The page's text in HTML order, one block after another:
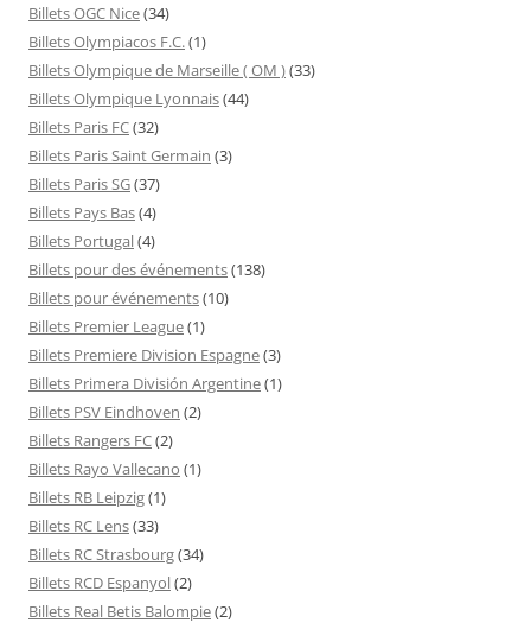
Billets OGC Nice(34)
Billets Olympiacos F.C.(1)
Billets Olympique de Marseille ( OM )(33)
Billets Olympique Lyonnais(44)
Billets Paris FC(32)
Billets Paris Saint Germain (3)
Billets Paris SG(37)
Billets Pays Bas(4)
Billets Portugal(4)
Billets pour des événements(138)
Billets pour événements(10)
Billets Premier League(1)
Billets Premiere Division Espagne(3)
Billets Primera División Argentine(1)
Billets PSV Eindhoven (2)
Billets Rangers FC(2)
Billets Rayo Vallecano (1)
Billets RB Leipzig(1)
Billets RC Lens(33)
Billets RC Strasbourg(34)
Billets RCD Espanyol(2)
Billets Real Betis Balompie(2)